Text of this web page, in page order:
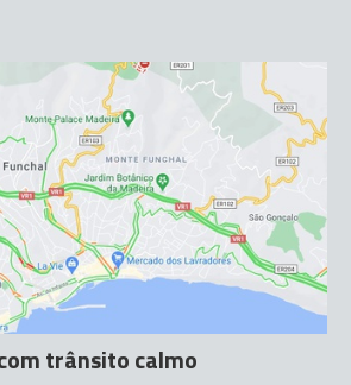
trânsito calmo